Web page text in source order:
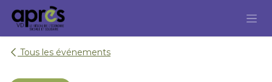
Se rendre au contenu
Tous les événements